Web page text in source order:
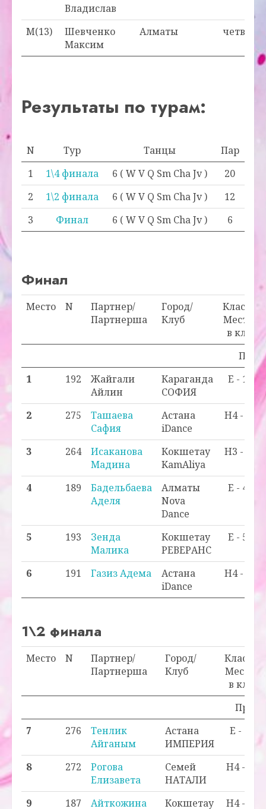
Владислав
M(13)
Шевченко
Максим
Алматы
Результаты по турам:
N Тур Танцы
Пар
1
1\4 финала 6 ( W V Q Sm Cha Jv )
20
2
1\2 финала 6 ( W V Q Sm Cha Jv )
12
3
Финал 6 ( W V Q Sm Cha Jv ) 6
Финал
Место N
Партнер/
Партнерша
Город/
Клуб
Класс/
Место
в кл.
1 192
Жайгали
Айлин
Караганда
СОФИЯ
E - 1
2 275
Ташаева
Сафия
Астана
iDance
H4 - 1
3 264
Исаканова
Мадина
Кокшетау
KamAliya
H3 - 1
4 189
Бадельбаева
Аделя
Алматы
Nova
Dance
E - 4
5 193
Зенда
Малика
Кокшетау
РЕВЕРАНС
E - 5
6 191 Газиз Адема
Астана
iDance
H4 - 3
1\2 финала
Место N
Партнер/
Партнерша
Город/
Клуб
Класс/
Место
в кл.
7 276
Тенлик
Айганым
Астана
ИМПЕРИЯ
E - 7
8 272
Рогова
Елизавета
Семей
НАТАЛИ
H4 - 4
9 187
Айткожина
Кокшетау
H4 - 5